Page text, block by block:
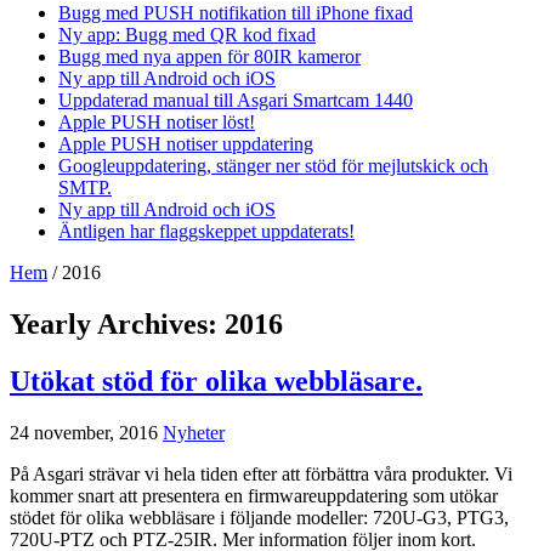
Bugg med PUSH notifikation till iPhone fixad
Ny app: Bugg med QR kod fixad
Bugg med nya appen för 80IR kameror
Ny app till Android och iOS
Uppdaterad manual till Asgari Smartcam 1440
Apple PUSH notiser löst!
Apple PUSH notiser uppdatering
Googleuppdatering, stänger ner stöd för mejlutskick och
SMTP.
Ny app till Android och iOS
Äntligen har flaggskeppet uppdaterats!
Hem / 2016
Yearly Archives: 2016
Utökat stöd för olika webbläsare.
24 november, 2016 Nyheter
På Asgari strävar vi hela tiden efter att förbättra våra produkter. Vi
kommer snart att presentera en firmwareuppdatering som utökar
stödet för olika webbläsare i följande modeller: 720U-G3, PTG3,
720U-PTZ och PTZ-25IR. Mer information följer inom kort.